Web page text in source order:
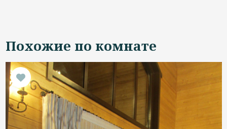
Похожие по комнате